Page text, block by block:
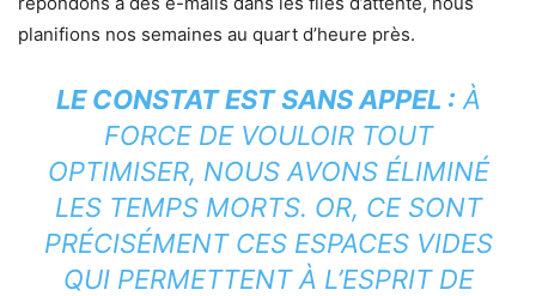
planifions nos semaines au quart d’heure près.
LE CONSTAT EST SANS APPEL : À
FORCE DE VOULOIR TOUT
OPTIMISER, NOUS AVONS ÉLIMINÉ
LES TEMPS MORTS. OR, CE SONT
PRÉCISÉMENT CES ESPACES VIDES
QUI PERMETTENT À L’ESPRIT DE